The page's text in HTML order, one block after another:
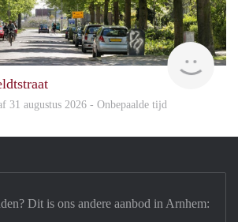
31 augustus 2026 - Onbepaalde tijd
Dit is ons andere aanbod in Arnhem: